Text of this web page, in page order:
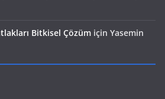
Bitkisel Çözüm için Yasemin